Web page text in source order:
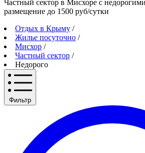
Частный сектор в Мисхоре c
размещение до 1500 руб/сутки
Отдых в Крыму /
Жилье посуточно /
Мисхор /
Частный сектор /
Недорого
Фильтр